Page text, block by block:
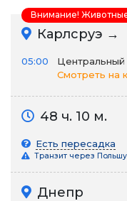
Карлсруэ →
05:00
Центральный
Смотреть на
48 ч. 10 м.
Есть пересадка
Транзит через Польшу
Днепр
Внимание!